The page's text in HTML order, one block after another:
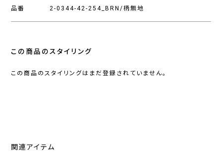
品番 2-0344-42-254_BRN/柄無地
この商品のスタイリング
この商品のスタイリングはまだ登録されていません。
関連アイテム